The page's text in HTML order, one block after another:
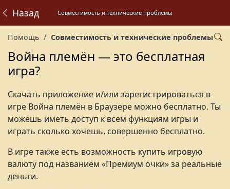
Совместимость и технические проблемы
Назад
Помощь Совместимость и технические проблемы
Война племён — это бесплатная
игра?
Скачать приложение и/или зарегистрироваться в
игре Война племён в Браузере можно бесплатно. Ты
можешь иметь доступ к всем функциям игры и
играть сколько хочешь, совершенно бесплатно.
В игре также есть возможность купить игровую
валюту под названием «Премиум очки» за реальные
деньги.